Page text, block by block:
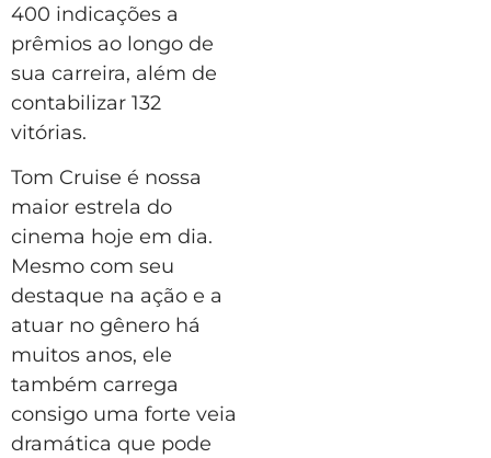
400 indicações a
prêmios ao longo de
sua carreira, além de
contabilizar 132
vitórias.
Tom Cruise é nossa
maior estrela do
cinema hoje em dia.
Mesmo com seu
destaque na ação e a
atuar no gênero há
muitos anos, ele
também carrega
consigo uma forte veia
dramática que pode